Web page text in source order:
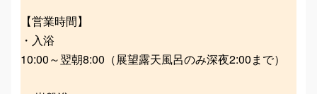
【営業時間】
・入浴
10:00～翌朝8:00（展望露天風呂のみ深夜2:00まで）